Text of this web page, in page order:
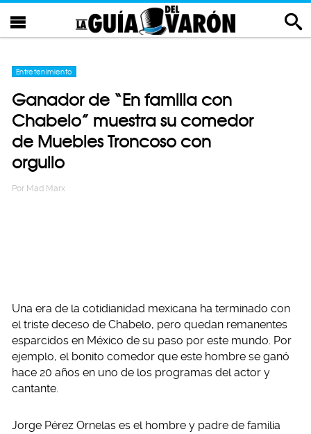
Entretenimiento
Ganador de “En familia con
Chabelo” muestra su comedor
de Muebles Troncoso con
orgullo
Por Mad Marx
Una era de la cotidianidad mexicana ha terminado con
el triste deceso de Chabelo, pero quedan remanentes
esparcidos en México de su paso por este mundo. Por
ejemplo, el bonito comedor que este hombre se ganó
hace 20 años en uno de los programas del actor y
cantante.
Jorge Pérez Ornelas es el hombre y padre de familia